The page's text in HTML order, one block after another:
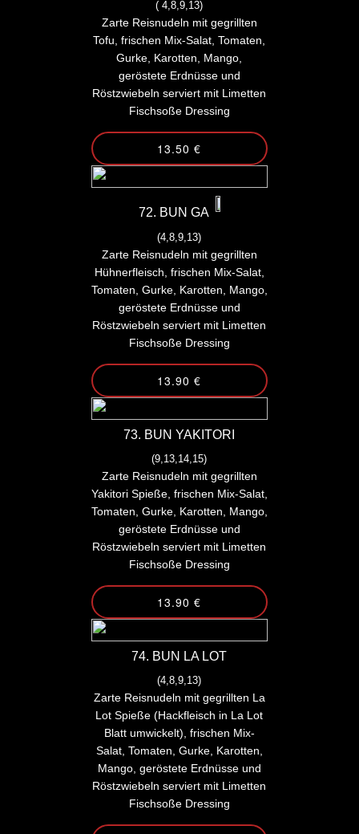
( 4,8,9,13)
Zarte Reisnudeln mit gegrillten
Tofu, frischen Mix-Salat, Tomaten,
Gurke, Karotten, Mango,
geröstete Erdnüsse und
Röstzwiebeln serviert mit Limetten
Fischsoße Dressing
13.50 €
72. BUN GA
(4,8,9,13)
Zarte Reisnudeln mit gegrillten
Hühnerfleisch, frischen Mix-Salat,
Tomaten, Gurke, Karotten, Mango,
geröstete Erdnüsse und
Röstzwiebeln serviert mit Limetten
Fischsoße Dressing
13.90 €
73. BUN YAKITORI
(9,13,14,15)
Zarte Reisnudeln mit gegrillten
Yakitori Spieße, frischen Mix-Salat,
Tomaten, Gurke, Karotten, Mango,
geröstete Erdnüsse und
Röstzwiebeln serviert mit Limetten
Fischsoße Dressing
13.90 €
74. BUN LA LOT
(4,8,9,13)
Zarte Reisnudeln mit gegrillten La
Lot Spieße (Hackfleisch in La Lot
Blatt umwickelt), frischen Mix-
Salat, Tomaten, Gurke, Karotten,
Mango, geröstete Erdnüsse und
Röstzwiebeln serviert mit Limetten
Fischsoße Dressing